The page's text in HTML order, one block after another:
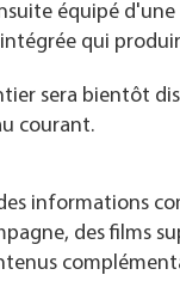
équipé
qui
sera bientôt
courant.
informations
des films